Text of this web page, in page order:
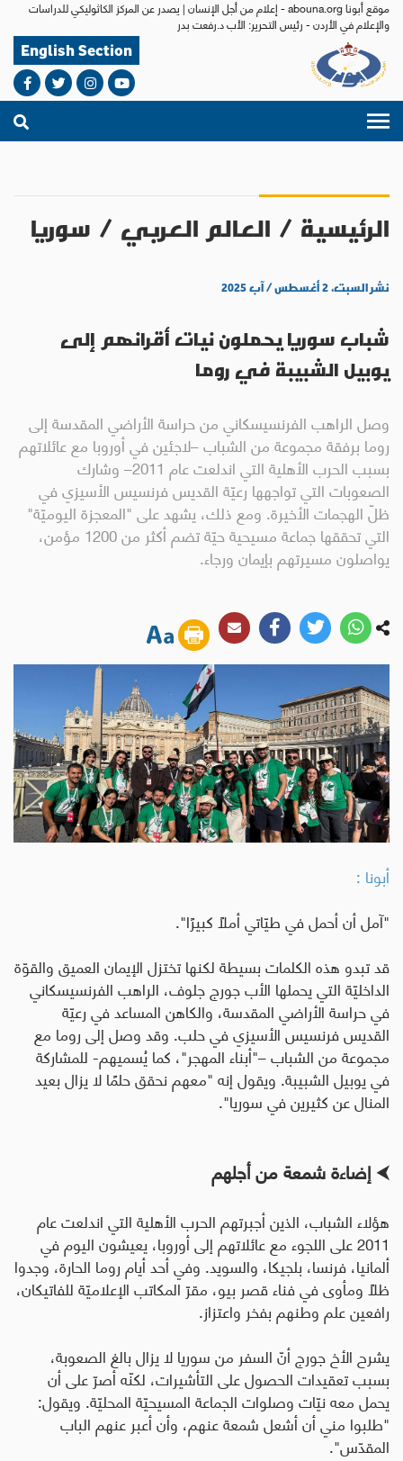
موقع أبونا abouna.org - إعلام من أجل الإنسان | يصدر عن المركز الكاثوليكي للدراسات
والإعلام في الأردن - رئيس التحرير: الأب د.رفعت بدر
English Section
الرئيسية / العالم العربي / سوريا
نشر السبت، ٢ أغسطس / آب ٢٠٢٥
شباب سوريا يحملون نيات أقرانهم إلى
يوبيل الشبيبة في روما
وصل الراهب الفرنسيسكاني من حراسة الأراضي المقدسة إلى
روما برفقة مجموعة من الشباب –لاجئين في أوروبا مع عائلاتهم
بسبب الحرب الأهلية التي اندلعت عام 2011– وشارك
الصعوبات التي تواجهها رعيّة القديس فرنسيس الأسيزي في
ظلّ الهجمات الأخيرة. ومع ذلك، يشهد على "المعجزة اليوميّة"
التي تحققها جماعة مسيحية حيّة تضم أكثر من 1200 مؤمن،
يواصلون مسيرتهم بإيمان ورجاء.
أبونا :
"آمل أن أحمل في طيّاتي أملاً كبيرًا".
قد تبدو هذه الكلمات بسيطة لكنها تختزل الإيمان العميق والقوّة
الداخليّة التي يحملها الأب جورج جلوف، الراهب الفرنسيسكاني
في حراسة الأراضي المقدسة، والكاهن المساعد في رعيّة
القديس فرنسيس الأسيزي في حلب. وقد وصل إلى روما مع
مجموعة من الشباب –"أبناء المهجر"، كما يُسميهم- للمشاركة
في يوبيل الشبيبة. ويقول إنه "معهم نحقق حلمًا لا يزال بعيد
المنال عن كثيرين في سوريا".
⮜إضاءة شمعة من أجلهم
هؤلاء الشباب، الذين أجبرتهم الحرب الأهلية التي اندلعت عام
2011 على اللجوء مع عائلاتهم إلى أوروبا، يعيشون اليوم في
ألمانيا، فرنسا، بلجيكا، والسويد. وفي أحد أيام روما الحارة، وجدوا
ظلًا ومأوى في فناء قصر بيو، مقرّ المكاتب الإعلاميّة للفاتيكان،
رافعين علم وطنهم بفخر واعتزاز.
يشرح الأخ جورج أنّ السفر من سوريا لا يزال بالغ الصعوبة،
بسبب تعقيدات الحصول على التأشيرات، لكنّه أصرّ على أن
يحمل معه نيّات وصلوات الجماعة المسيحيّة المحليّة. ويقول:
"طلبوا مني أن أشعل شمعة عنهم، وأن أعبر عنهم الباب
المقدّس".